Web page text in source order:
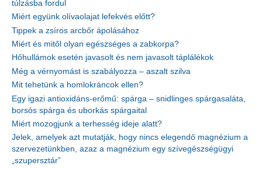
túlzásba fordul
Miért együnk olívaolajat lefekvés előtt?
Tippek a zsíros arcbőr ápolásához
Miért és mitől olyan egészséges a zabkorpa?
Hőhullámok esetén javasolt és nem javasolt táplálékok
Még a vérnyomást is szabályozza – aszalt szilva
Mit tehetünk a homlokráncok ellen?
Egy igazi antioxidáns-erőmű: spárga – snidlinges spárgasaláta,
borsós spárga és uborkás spárgaital
Miért mozogjunk a terhesség ideje alatt?
Jelek, amelyek azt mutatják, hogy nincs elegendő magnézium a
szervezetünkben, azaz a magnézium egy szívegészségügyi
„szupersztár”